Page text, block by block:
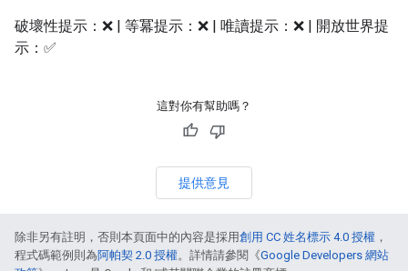
破壞性提示：❌ | 等冪提示：❌ | 唯讀提示：❌ | 開放世界提
示：✅
這對你有幫助嗎？
提供意見
除非另有註明，否則本頁面中的內容是採用創用 CC 姓名標示 4.0 授權 ，
程式碼範例則為阿帕契 2.0 授權。詳情請參閱《Google Developers 網站